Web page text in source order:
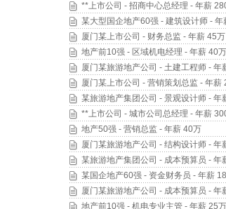
**上市公司 - 招商中心总经理 - 年薪
某大型国企地产60强 - 建筑设计师 - 年
厦门某上市公司 - 财务总监 - 年薪 45万
地产前10强 - 区域机电经理 - 年薪 40万
厦门某旅游地产公司 - 土建工程师 - 年
厦门某上市公司 - 营销策划总监 - 年薪
某旅游地产集团公司 - 景观设计师 - 年
**上市公司 - 城市公司总经理 - 年薪
地产50强 - 营销总监 - 年薪 40万
厦门某旅游地产公司 - 结构设计师 - 年
某旅游地产集团公司 - 成本预算员 - 年
某国企地产60强 - 资金财务员 - 年薪
厦门某旅游地产公司 - 成本预算员 - 年
地产前10强 - 机电专业主管 - 年薪 25万